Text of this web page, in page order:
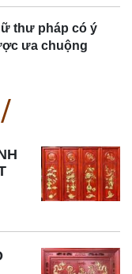
thư pháp có ý
ưa chuộng